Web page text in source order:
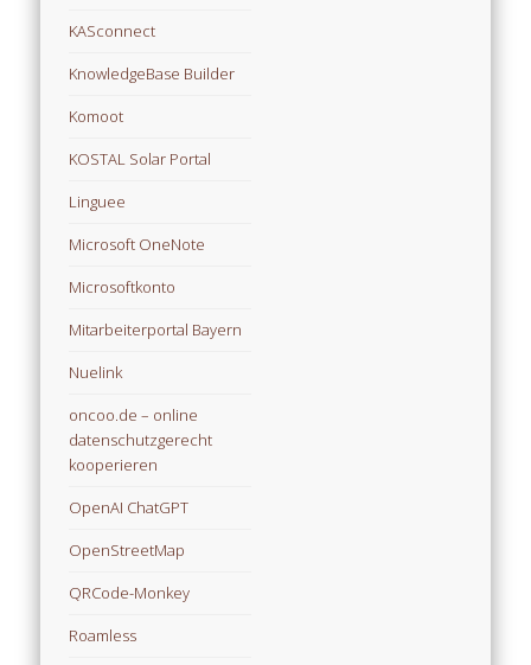
KASconnect
KnowledgeBase Builder
Komoot
KOSTAL Solar Portal
Linguee
Microsoft OneNote
Microsoftkonto
Mitarbeiterportal Bayern
Nuelink
oncoo.de – online
datenschutzgerecht
kooperieren
OpenAI ChatGPT
OpenStreetMap
QRCode-Monkey
Roamless